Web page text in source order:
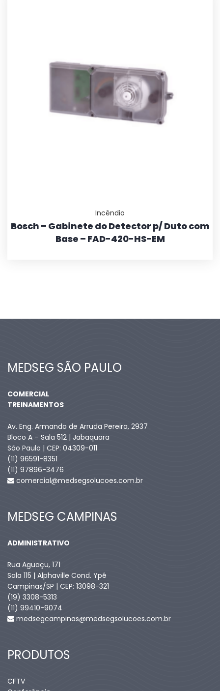
Incêndio
Bosch – Gabinete do Detector p/ Duto com
Base – FAD-420-HS-EM
MEDSEG SÃO PAULO
COMERCIAL
TREINAMENTOS
Av. Eng. Armando de Arruda Pereira, 2937
Bloco A – Sala 512 | Jabaquara
São Paulo | CEP: 04309-011
(11) 96591-8351
(11) 97896-3476
comercial@medsegsolucoes.com.br
MEDSEG CAMPINAS
ADMINISTRATIVO
Rua Aguaçu, 171
Sala 115 | Alphaville Cond. Ypê
Campinas/SP | CEP: 13098-321
(19) 3308-5313
(11) 99410-9074​
medsegcampinas@medsegsolucoes.com.br
PRODUTOS
CFTV